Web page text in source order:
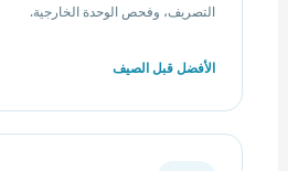
التصريف، وفحص الوحدة الخارجية.
الأفضل قبل الصيف